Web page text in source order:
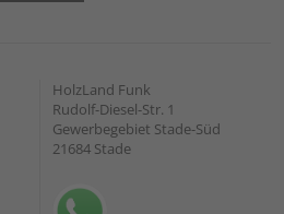
HolzLand Funk
Rudolf-Diesel-Str. 1
Gewerbegebiet Stade-Süd
21684 Stade